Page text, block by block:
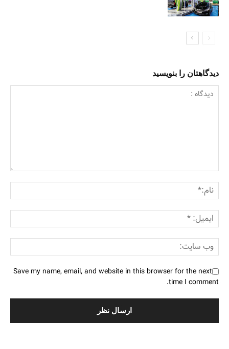
دیدگاهتان را بنویسید
Save my name, email, and website in this browser for the next
time I comment.